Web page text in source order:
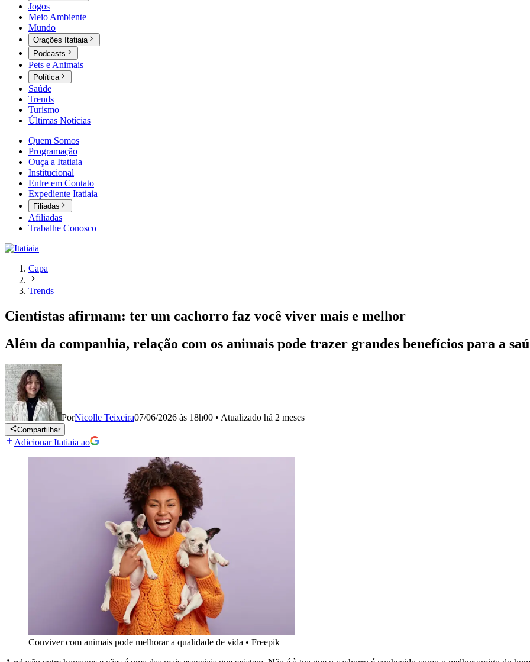
Jogos
Meio Ambiente
Mundo
Orações Itatiaia
Podcasts
Pets e Animais
Política
Saúde
Trends
Turismo
Últimas Notícias
Quem Somos
Programação
Ouça a Itatiaia
Institucional
Entre em Contato
Expediente Itatiaia
Filiadas
Afiliadas
Trabalhe Conosco
Capa
Trends
Cientistas afirmam: ter um cachorro faz você viver mais e melhor
Além da companhia, relação com os animais pode trazer grandes benefícios para a
PorNicolle Teixeira07/06/2026 às 18h00 • Atualizado há 2 meses
Compartilhar
Adicionar Itatiaia ao
Conviver com animais pode melhorar a qualidade de vida • Freepik